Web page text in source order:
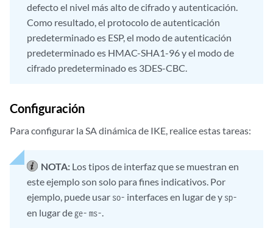
defecto el nivel más alto de cifrado y autenticación.
Como resultado, el protocolo de autenticación
predeterminado es ESP, el modo de autenticación
predeterminado es HMAC-SHA1-96 y el modo de
cifrado predeterminado es 3DES-CBC.
Configuración
Para configurar la SA dinámica de IKE, realice estas tareas:
NOTA: Los tipos de interfaz que se muestran en
este ejemplo son solo para fines indicativos. Por
ejemplo, puede usar so- interfaces en lugar de y sp-
en lugar de ge- ms-.